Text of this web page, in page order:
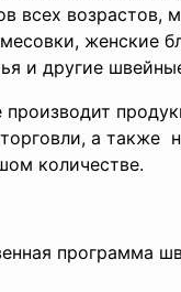
всех возрастов,
женские
и другие
производит
а также
количестве.
программа